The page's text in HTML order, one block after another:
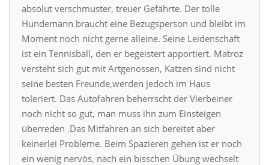
absolut verschmuster, treuer Gefährte. Der tolle
Hundemann braucht eine Bezugsperson und bleibt im
Moment noch nicht gerne alleine. Seine Leidenschaft
ist ein Tennisball, den er begeistert apportiert. Matroz
versteht sich gut mit Artgenossen, Katzen sind nicht
seine besten Freunde,werden jedoch im Haus
toleriert. Das Autofahren beherrscht der Vierbeiner
noch nicht so gut, man muss ihn zum Einsteigen
überreden .Das Mitfahren an sich bereitet aber
keinerlei Probleme. Beim Spazieren gehen ist er noch
ein wenig nervös, nach ein bisschen Übung wechselt